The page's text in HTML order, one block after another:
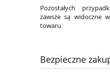
Pozostałych
zawsze są widoczne
towaru
Bezpieczne